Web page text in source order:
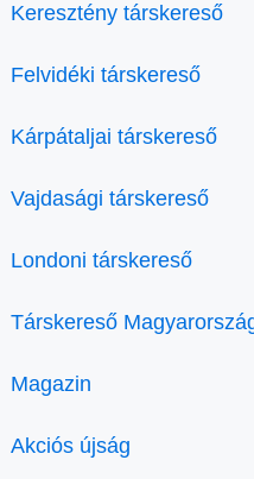
Keresztény társkereső
Felvidéki társkereső
Kárpátaljai társkereső
Vajdasági társkereső
Londoni társkereső
Társkereső
Magazin
Akciós újság